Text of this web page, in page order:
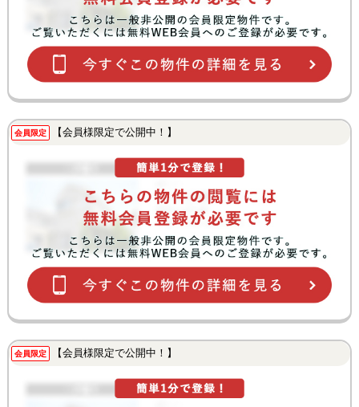
会員限定 【会員様限定で公開中！】
会員限定 【会員様限定で公開中！】